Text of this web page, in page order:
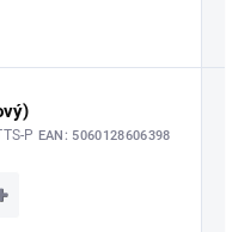
P EAN: 5060128606398